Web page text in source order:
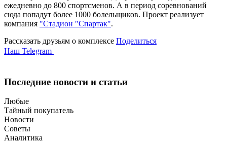
ежедневно до 800 спортсменов. А в период соревнований
сюда попадут более 1000 болельщиков. Проект реализует
компания "Стадион "Спартак".
Рассказать друзьям о комплексе Поделиться
Наш Telegram
Последние новости и статьи
Любые
Тайный покупатель
Новости
Советы
Аналитика